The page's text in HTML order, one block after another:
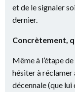
et de le signaler
dernier.
Concrètement,
Même à l’étape
hésiter à réclamer
décennale (que lui